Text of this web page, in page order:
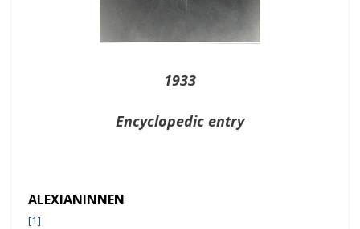
1933
Encyclopedic entry
ALEXIANINNEN
[1]